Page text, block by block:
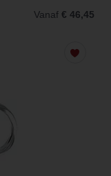
Vanaf € 46,45